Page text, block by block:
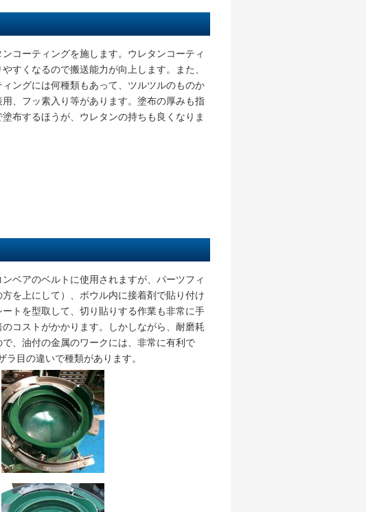
コーティングを施します。ウレタンコーティ
すくなるので搬送能力が向上します。また、
ングには何種類もあって、ツルツルのものか
、フッ素入り等があります。塗布の厚みも指
布するほうが、ウレタンの持ちも良くなりま
ベアのベルトに使用されますが、パーツフィ
を上にして）、ボウル内に接着剤で貼り付け
トを型取して、切り貼りする作業も非常に手
コストがかかります。しかしながら、耐磨耗
、油付の金属のワークには、非常に有利で
ラ目の違いで種類があります。